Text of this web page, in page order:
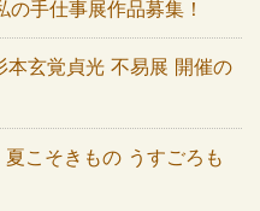
の手仕事展作品募集！
本玄覚貞光 不易展 開催の
こそきもの うすごろも